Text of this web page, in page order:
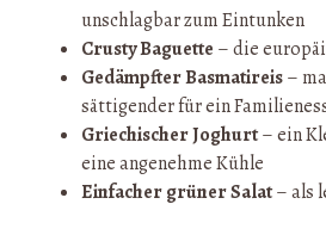
unschlagbar zum Eintunken
Crusty Baguette – die
Gedämpfter Basmatireis–
sättigender für ein
Griechischer Joghurt– ein
eine angenehme Kühle
Einfacher grüner Salat– als